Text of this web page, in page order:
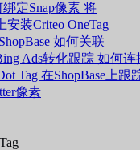
定Snap像素 将
安装Criteo OneTag
ShopBase 如何关联
Ads转化跟踪 如何连
Tag 在ShopBase上跟
像素